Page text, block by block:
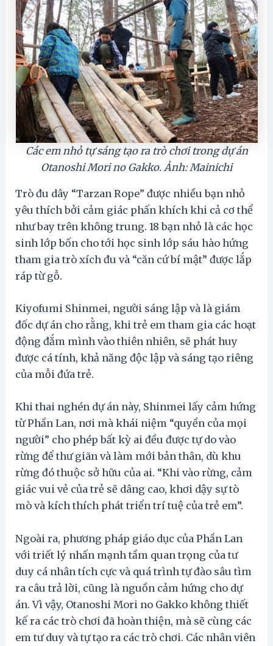
Các em nhỏ tự sáng tạo ra trò chơi trong dự án
Otanoshi Mori no Gakko. Ảnh: Mainichi
Trò đu dây “Tarzan Rope” được nhiều bạn nhỏ
yêu thích bởi cảm giác phấn khích khi cả cơ thể
như bay trên không trung. 18 bạn nhỏ là các học
sinh lớp bốn cho tới học sinh lớp sáu hào hứng
tham gia trò xích đu và “căn cứ bí mật” được lắp
ráp từ gỗ.
Kiyofumi Shinmei, người sáng lập và là giám
đốc dự án cho rằng, khi trẻ em tham gia các hoạt
động đắm mình vào thiên nhiên, sẽ phát huy
được cá tính, khả năng độc lập và sáng tạo riêng
của mỗi đứa trẻ.
Khi thai nghén dự án này, Shinmei lấy cảm hứng
từ Phần Lan, nơi mà khái niệm “quyền của mọi
người” cho phép bất kỳ ai đều được tự do vào
rừng để thư giãn và làm mới bản thân, dù khu
rừng đó thuộc sở hữu của ai. “Khi vào rừng, cảm
giác vui vẻ của trẻ sẽ dâng cao, khơi dậy sự tò
mò và kích thích phát triển trí tuệ của trẻ em”.
Ngoài ra, phương pháp giáo dục của Phần Lan
với triết lý nhấn mạnh tầm quan trọng của tư
duy cá nhân tích cực và quá trình tự đào sâu tìm
ra câu trả lời, cũng là nguồn cảm hứng cho dự
án. Vì vậy, Otanoshi Mori no Gakko không thiết
kế ra các trò chơi đã hoàn thiện, mà sẽ cùng các
em tư duy và tự tạo ra các trò chơi. Các nhân viên